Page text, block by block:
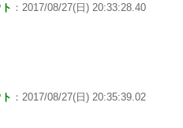
：2017/08/27(日) 20:33:28.40
：2017/08/27(日) 20:35:39.02